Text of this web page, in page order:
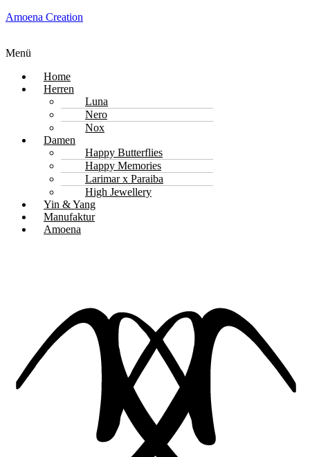
Amoena Creation
Menü
Home
Herren
Luna
Nero
Nox
Damen
Happy Butterflies
Happy Memories
Larimar x Paraiba
High Jewellery
Yin & Yang
Manufaktur
Amoena